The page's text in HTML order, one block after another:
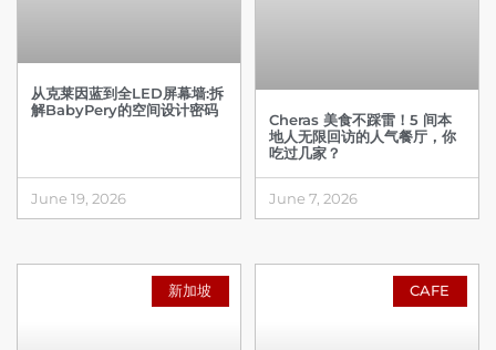
从克莱因蓝到全LED屏幕墙:拆
解BabyPery的空间设计密码
June 19, 2026
Cheras 美食不踩雷！5 间本
地人无限回访的人气餐厅，你
吃过几家？
June 7, 2026
新加坡 CAFE